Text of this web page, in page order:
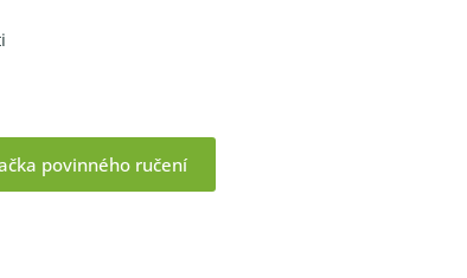
povinného ručení